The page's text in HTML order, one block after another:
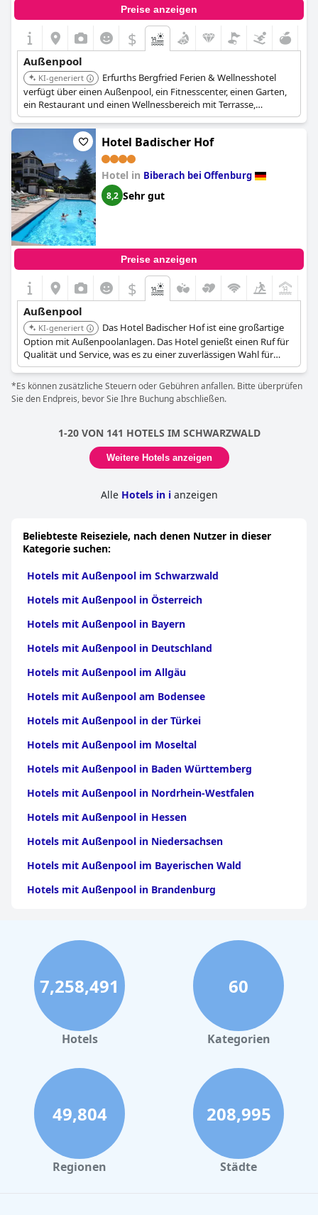
Preise anzeigen
$
Außenpool
KI-generiert
Erfurths Bergfried Ferien & Wellnesshotel
verfügt über einen Außenpool, ein Fitnesscenter, einen Garten,
ein Restaurant und einen Wellnessbereich mit Terrasse,
Innenpool, Sauna und Whirlpool.
Hotel Badischer Hof
Hotel in Biberach bei Offenburg
8,2 Sehr gut
Preise anzeigen
$
Außenpool
KI-generiert
Das Hotel Badischer Hof ist eine großartige
Option mit Außenpoolanlagen. Das Hotel genießt einen Ruf für
Qualität und Service, was es zu einer zuverlässigen Wahl für
diejenigen macht, die ein entspannendes Poolerlebnis suchen.
*Es können zusätzliche Steuern oder Gebühren anfallen. Bitte überprüfen
Sie den Endpreis, bevor Sie Ihre Buchung abschließen.
1-20 VON 141 HOTELS IM SCHWARZWALD
Weitere Hotels anzeigen
Alle Hotels in ianzeigen
Beliebteste Reiseziele, nach denen Nutzer in dieser
Kategorie suchen:
Hotels mit Außenpool im Schwarzwald
Hotels mit Außenpool in Österreich
Hotels mit Außenpool in Bayern
Hotels mit Außenpool in Deutschland
Hotels mit Außenpool im Allgäu
Hotels mit Außenpool am Bodensee
Hotels mit Außenpool in der Türkei
Hotels mit Außenpool im Moseltal
Hotels mit Außenpool in Baden Württemberg
Hotels mit Außenpool in Nordrhein-Westfalen
Hotels mit Außenpool in Hessen
Hotels mit Außenpool in Niedersachsen
Hotels mit Außenpool im Bayerischen Wald
Hotels mit Außenpool in Brandenburg
7,258,491
Hotels
60
Kategorien
49,804
Regionen
208,995
Städte